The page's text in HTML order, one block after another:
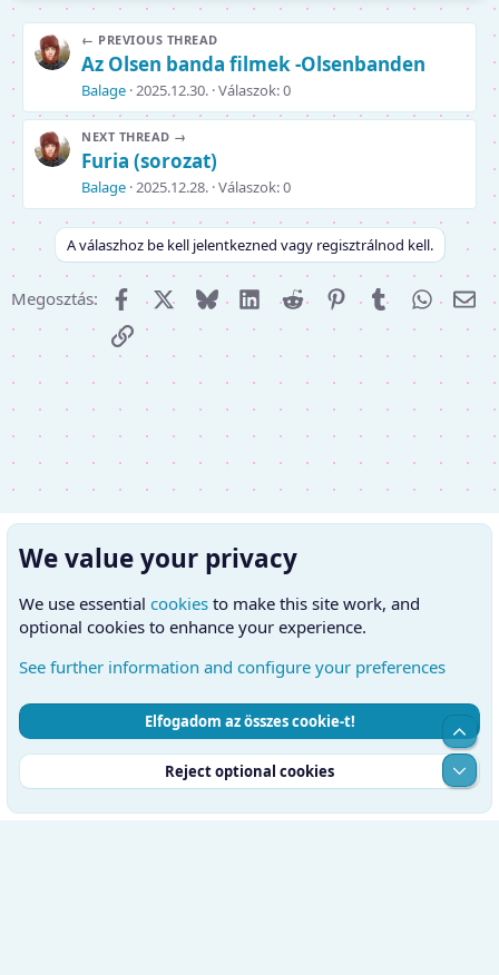
a
k
c
:
← PREVIOUS THREAD
Az Olsen banda filmek -Olsenbanden
Balage 2025.12.30. Válaszok: 0
NEXT THREAD →
Furia (sorozat)
Balage 2025.12.28. Válaszok: 0
A válaszhoz be kell jelentkezned vagy regisztrálnod kell.
Megosztás: FacebookX (Twitter)
Bluesky LinkedInReddit PinterestTumblr
E-
Link
Hungarian (HU)
Kapcsolatfelvétel
Feltételek és szabályok
Adatvédelmi szabályzat
Súgó
Kezdőlap
RSS
We value your privacy
We use essential cookies to make this site work, and
optional cookies to enhance your experience.
See further information and configure your preferences
Elfogadom az összes cookie-t!
Reject optional cookies
Top
Alul